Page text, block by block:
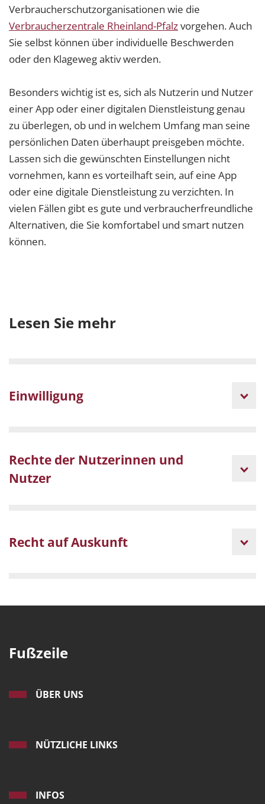
Verbraucherschutzorganisationen wie die
Verbraucherzentrale Rheinland-Pfalzvorgehen. Auch
Sie selbst können über individuelle Beschwerden
oder den Klageweg aktiv werden.
Besonders wichtig ist es, sich als Nutzerin und Nutzer
einer App oder einer digitalen Dienstleistung genau
zu überlegen, ob und in welchem Umfang man seine
persönlichen Daten überhaupt preisgeben möchte.
Lassen sich die gewünschten Einstellungen nicht
vornehmen, kann es vorteilhaft sein, auf eine App
oder eine digitale Dienstleistung zu verzichten. In
vielen Fällen gibt es gute und verbraucherfreundliche
Alternativen, die Sie komfortabel und smart nutzen
können.
Lesen Sie mehr
Einwilligung
Rechte der Nutzerinnen und
Nutzer
Recht auf Auskunft
Fußzeile
ÜBER UNS
NÜTZLICHE LINKS
INFOS